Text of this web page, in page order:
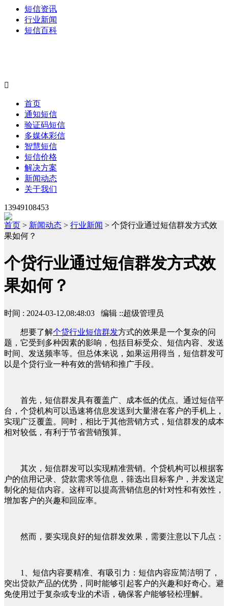
短信资讯
行业新闻
短信百科

首页
通知短信
验证码短信
多媒体彩信
智慧短信
短信价格
解决方案
新闻动态
关于我们
13949108453
首页 > 新闻动态 > 行业新闻 > 个贷行业通过短信群发方式效
果如何？
个贷行业通过短信群发方式效
果如何？
时间 : 2024-03-12,08:48:03 编辑 ::超级管理员
想要了解个贷行业短信群发方式的效果是一个复杂的问
题，它受到多种因素的影响，包括目标受众、短信内容、发送
时间、发送频率等。但总体来说，如果运用得当，短信群发可
以是个贷行业一种有效的营销和推广手段。
首先，短信群发具有覆盖广、成本低的优点。通过短信平
台，个贷机构可以迅速将信息发送到大量潜在客户的手机上，
实现广泛覆盖。同时，相比于其他营销方式，短信群发的成本
相对较低，有利于节省营销预算。
其次，短信群发可以实现精准营销。个贷机构可以根据客
户的信用记录、贷款需求等信息，筛选出目标客户，并发送定
制化的短信内容。这样可以提高营销信息的针对性和有效性，
增加客户的兴趣和回应率。
然而，要实现良好的短信群发效果，需要注意以下几点：
1、短信内容要精准、有吸引力：短信内容应简洁明了，
突出贷款产品的优势，同时能够引起客户的兴趣和好奇心。避
免使用过于复杂或专业的术语，确保客户能够轻松理解。